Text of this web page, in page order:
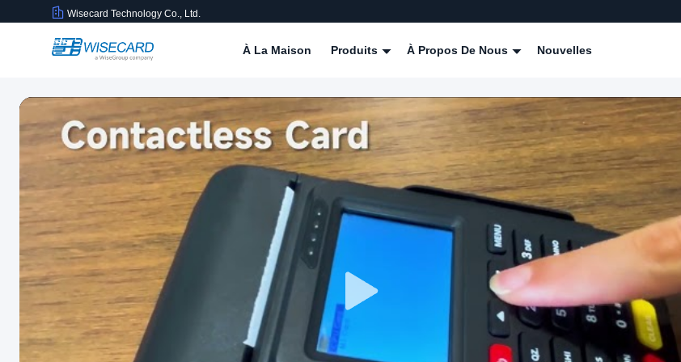
Wisecard Technology Co., Ltd.
À La Maison Produits À Propos De Nous Nouvelles